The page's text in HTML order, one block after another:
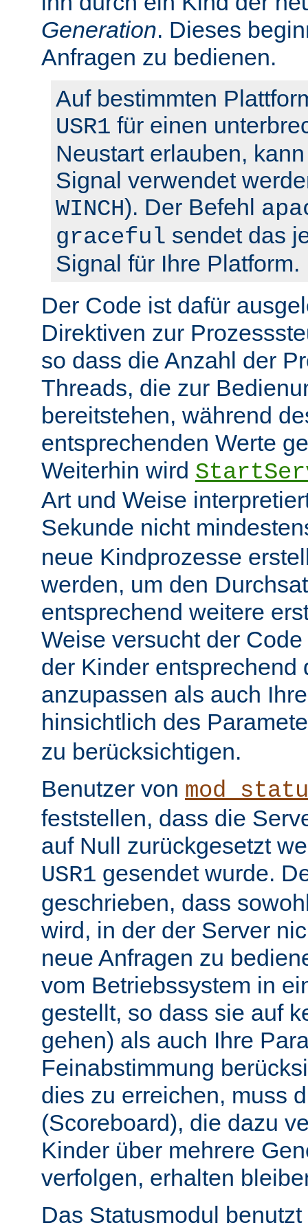
Generation. Dieses
Anfragen zu bedienen.
Auf bestimmten
USR1 für einen
Neustart erlauben,
Signal verwendet
WINCH). Der Befehl
graceful sendet das
Signal für Ihre Platform.
Der Code ist dafür
Direktiven zur
so dass die Anzahl der
Threads, die zur
bereitstehen, während
entsprechenden Werte
Weiterhin wird
Art und Weise
Sekunde nicht
neue Kindprozesse
werden, um den
entsprechend weitere
Weise versucht der
der Kinder entsprechend
anzupassen als auch
hinsichtlich des
zu berücksichtigen.
Benutzer von
feststellen, dass die
auf Null zurückgesetzt
USR1 gesendet wurde.
geschrieben, dass
wird, in der der Server
neue Anfragen zu
vom Betriebssystem in
gestellt, so dass sie auf
gehen) als auch Ihre
Feinabstimmung
dies zu erreichen, muss
(Scoreboard), die dazu
Kinder über mehrere
verfolgen, erhalten
Das Statusmodul